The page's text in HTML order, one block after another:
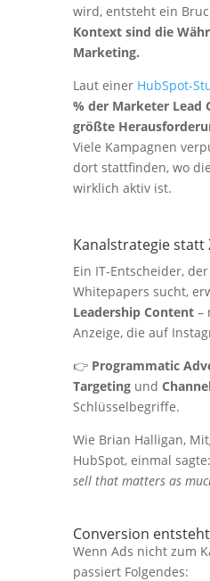
wird, entsteht ein
Kontext sind die
Marketing.
Laut einer HubSpot-
% der Marketer Lead
größte
Viele Kampagnen
dort stattfinden, wo
wirklich aktiv ist.
Kanalstrategie
Ein IT-Entscheider,
Whitepapers sucht,
Leadership Content–
Anzeige, die auf
👉 Programmatic
Targetingund
Schlüsselbegriffe.
Wie Brian Halligan,
HubSpot, einmal sagte:
sell that matters as
Conversion
Wenn Ads nicht zum
passiert Folgendes: